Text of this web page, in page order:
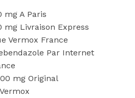
mg A Paris
mg Livraison Express
Vermox France
Par Internet
mg Original